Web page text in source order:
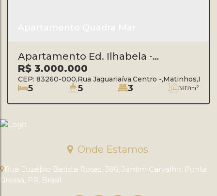
Apartamento Ed. Ilhabela -
Matinhos/PR
R$3.000.000
CEP: 83260-000,Rua Jaguariaíva,Centro ,Matinhos,
5 5 3 387m²
Onde Estamos
Rua Euzébio Batista Rosas, 386, Jardim Carvalho, Ponta
Grossa, PR, Brasil